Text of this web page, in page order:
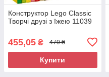
Конструктор Lego Classic
Творчі друзі з їжею 11039
455,05 ₴ 479 ₴
Купити